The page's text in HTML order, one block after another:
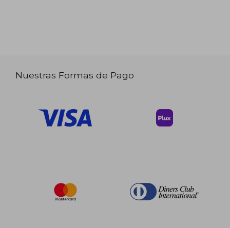
Nuestras Formas de Pago